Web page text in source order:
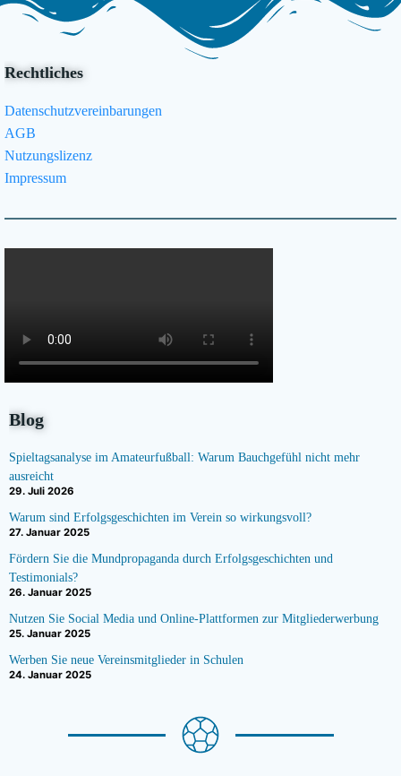
Rechtliches
Datenschutzvereinbarungen
AGB
Nutzungslizenz
Impressum
Blog
Spieltagsanalyse im Amateurfußball: Warum Bauchgefühl nicht mehr
ausreicht
29. Juli 2026
Warum sind Erfolgsgeschichten im Verein so wirkungsvoll?
27. Januar 2025
Fördern Sie die Mundpropaganda durch Erfolgsgeschichten und
Testimonials?
26. Januar 2025
Nutzen Sie Social Media und Online-Plattformen zur Mitgliederwerbung
25. Januar 2025
Werben Sie neue Vereinsmitglieder in Schulen
24. Januar 2025